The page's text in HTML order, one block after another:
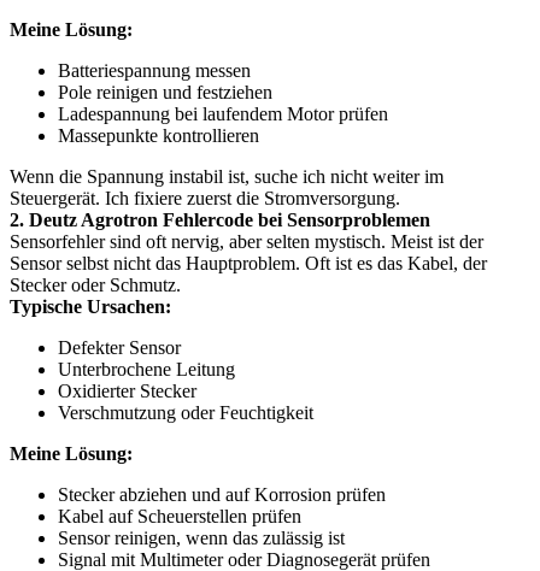
Meine Lösung:
Batteriespannung messen
Pole reinigen und festziehen
Ladespannung bei laufendem Motor prüfen
Massepunkte kontrollieren
Wenn die Spannung instabil ist, suche ich nicht weiter im
Steuergerät. Ich fixiere zuerst die Stromversorgung.
2. Deutz Agrotron Fehlercode bei Sensorproblemen
Sensorfehler sind oft nervig, aber selten mystisch. Meist ist der
Sensor selbst nicht das Hauptproblem. Oft ist es das Kabel, der
Stecker oder Schmutz.
Typische Ursachen:
Defekter Sensor
Unterbrochene Leitung
Oxidierter Stecker
Verschmutzung oder Feuchtigkeit
Meine Lösung:
Stecker abziehen und auf Korrosion prüfen
Kabel auf Scheuerstellen prüfen
Sensor reinigen, wenn das zulässig ist
Signal mit Multimeter oder Diagnosegerät prüfen